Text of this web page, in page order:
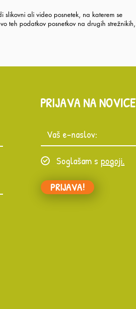
ali video posnetek, na katerem se
teh podatkov posnetkov na drugih strežnikih,
PRIJAVA NA NOVICE
Soglašam s pogoji.
PRIJAVA!